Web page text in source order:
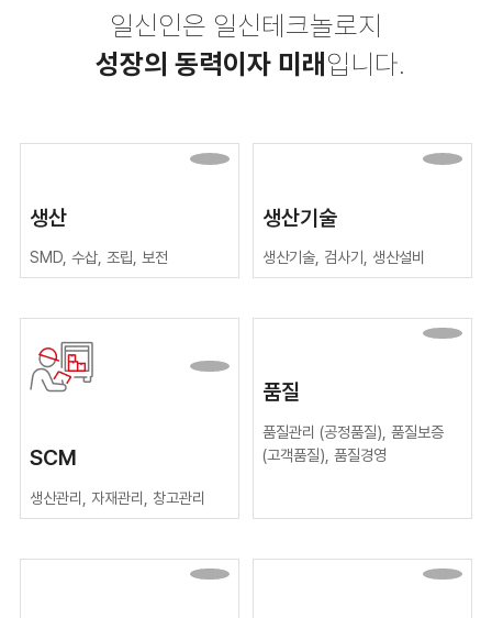
일신인은 일신테크놀로지
성장의 동력이자 미래 입니다.
생산
SMD, 수삽, 조립, 보전
생산기술
생산기술, 검사기, 생산설비
SCM
생산관리, 자재관리, 창고관리
품질
품질관리 (공정품질), 품질보증
(고객품질), 품질경영